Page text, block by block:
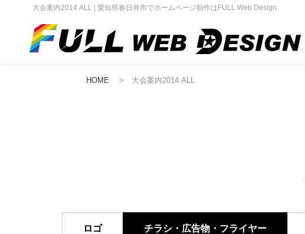
大会案内2014 ALL | 愛知県春日井市でホームページ制作はFULL Web Design
HOME > 大会案内2014 ALL
ロゴ チラシ・広告物・フライヤー